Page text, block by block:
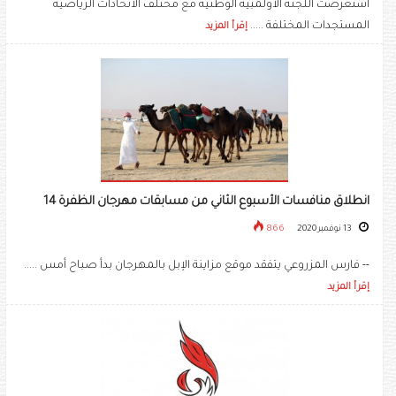
استعرضت اللجنة الأولمبية الوطنية مع مختلف الاتحادات الرياضية
المستجدات المختلفة ..... إقرأ المزيد
انطلاق منافسات الأسبوع الثاني من مسابقات مهرجان الظفرة 14
866
-- فارس المزروعي يتفقد موقع مزاينة الإبل بالمهرجان بدأ صباح أمس .....
إقرأ المزيد